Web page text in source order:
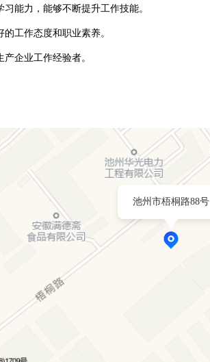
能力，能够不断提升工作技能。
工作态度和职业素养。
企业工作经验者。
池州市梧桐路88号